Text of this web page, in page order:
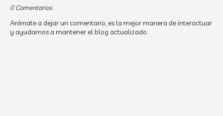
0 Comentarios
Anímate a dejar un comentario, es la mejor manera de interactuar
y ayudarnos a mantener el blog actualizado.